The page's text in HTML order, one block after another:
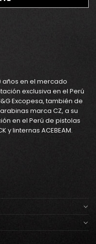
años en el mercado
exclusiva en el Perú
Excopesa, también de
marca CZ, a su
en el Perú de pistolas
y linternas ACEBEAM.